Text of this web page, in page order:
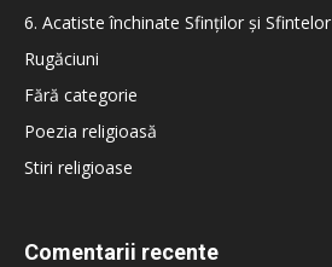
6. Acatiste închinate Sfinților și Sfintelor
Rugăciuni
Fără categorie
Poezia religioasă
Stiri religioase
Comentarii recente